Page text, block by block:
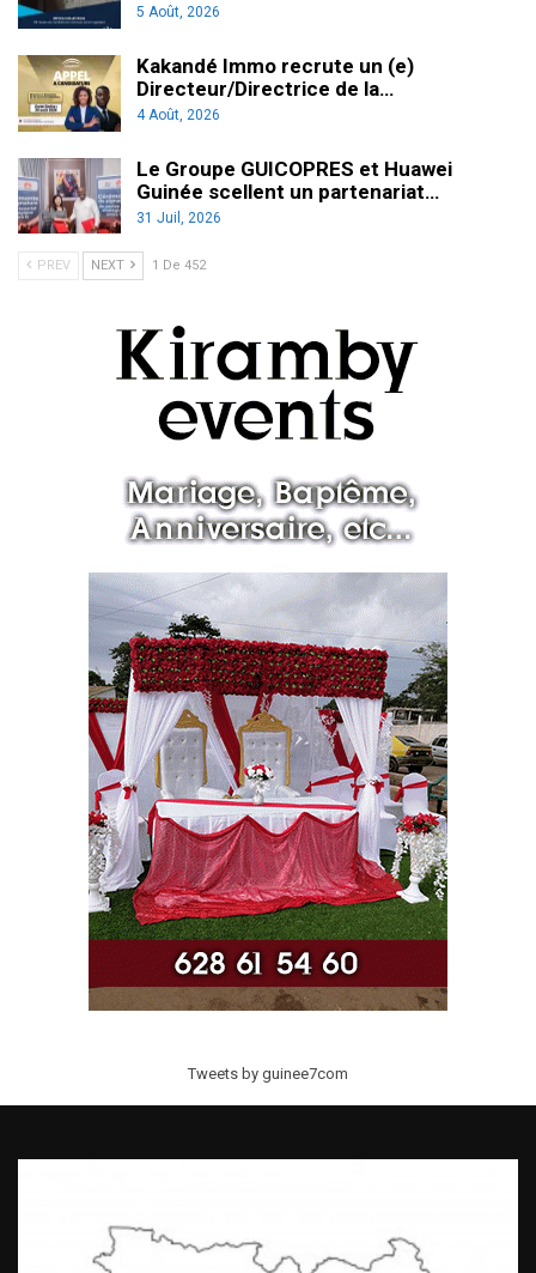
5 Août, 2026
Kakandé Immo recrute un (e)
Directeur/Directrice de la…
4 Août, 2026
Le Groupe GUICOPRES et Huawei
Guinée scellent un partenariat…
31 Juil, 2026
PREV NEXT 1 De 452
Tweets by guinee7com